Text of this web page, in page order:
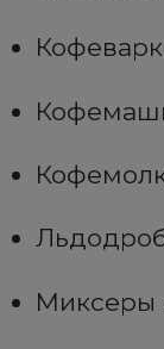
Миксеры